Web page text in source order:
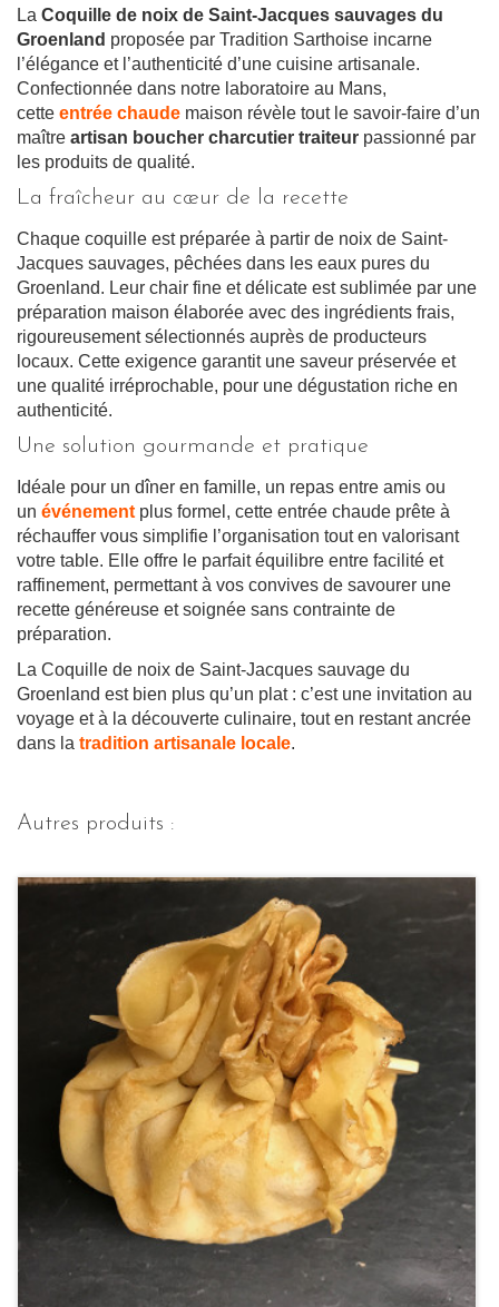
La Coquille de noix de Saint-Jacques sauvages du
Groenland proposée par Tradition Sarthoise incarne
l’élégance et l’authenticité d’une cuisine artisanale.
Confectionnée dans notre laboratoire au Mans,
cette entrée chaude maison révèle tout le savoir-faire d’un
maître artisan boucher charcutier traiteur passionné par
les produits de qualité.
La fraîcheur au cœur de la recette
Chaque coquille est préparée à partir de noix de Saint-
Jacques sauvages, pêchées dans les eaux pures du
Groenland. Leur chair fine et délicate est sublimée par une
préparation maison élaborée avec des ingrédients frais,
rigoureusement sélectionnés auprès de producteurs
locaux. Cette exigence garantit une saveur préservée et
une qualité irréprochable, pour une dégustation riche en
authenticité.
Une solution gourmande et pratique
Idéale pour un dîner en famille, un repas entre amis ou
un événement plus formel, cette entrée chaude prête à
réchauffer vous simplifie l’organisation tout en valorisant
votre table. Elle offre le parfait équilibre entre facilité et
raffinement, permettant à vos convives de savourer une
recette généreuse et soignée sans contrainte de
préparation.
La Coquille de noix de Saint-Jacques sauvage du
Groenland est bien plus qu’un plat : c’est une invitation au
voyage et à la découverte culinaire, tout en restant ancrée
dans la tradition artisanale locale.
Autres produits :